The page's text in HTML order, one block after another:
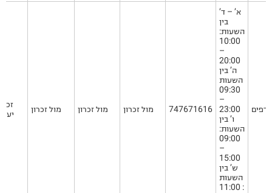
מול זכרון מול זכרון מול זכרון 747671616
א’ – ד’
בין
השעות:
10:00
–
20:00
ה’ בין
השעות
09:30
–
23:00
ו’ בין
השעות:
09:00
–
15:00
ש’ בין
השעות
: 11:00